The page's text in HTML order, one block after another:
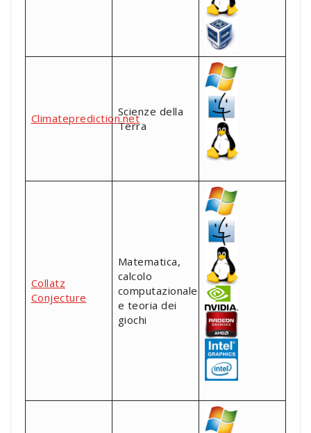
Climateprediction.netScienze della
Terra
Collatz
Conjecture
Matematica,
calcolo
computazionale
e teoria dei
giochi